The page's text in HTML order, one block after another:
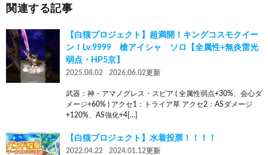
関連する記事
【白猫プロジェクト】超満開！キングコスモクイー
ン！Lv.9999 槍アイシャ ソロ【全属性+無炎雷光
弱点・HP5京】
2025.08.02 2026.06.02更新
武器：神・アマノグレス・スピア ( 全属性弱点+30%、会心ダ
メージ+60% ) アクセ1：トライア草 アクセ2：ASダメージ
+120%、AS強化+4[…]
【白猫プロジェクト】水着投票！！！！
2022.04.22 2024.01.12更新